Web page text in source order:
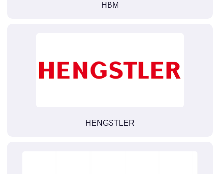
HBM
HENGSTLER